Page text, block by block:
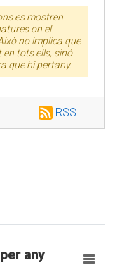
es mostren
on el
no implica que
tots ells, sinó
que hi pertany.
RSS
any